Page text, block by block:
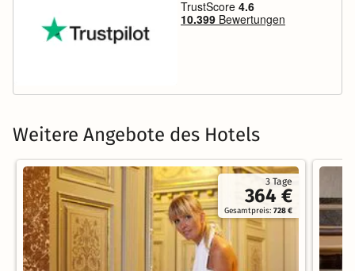
Weitere Angebote des Hotels
3 Tage
364 €
Gesamtpreis:728 €